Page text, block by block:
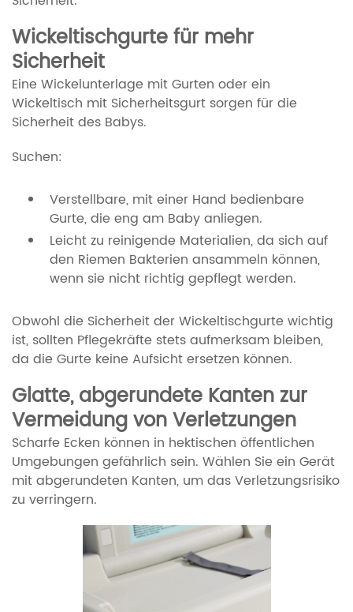
Wickeltischgurte für mehr
Sicherheit
Eine Wickelunterlage mit Gurten oder ein
Wickeltisch mit Sicherheitsgurt sorgen für die
Sicherheit des Babys.
Suchen:
Verstellbare, mit einer Hand bedienbare
Gurte, die eng am Baby anliegen.
Leicht zu reinigende Materialien, da sich auf
den Riemen Bakterien ansammeln können,
wenn sie nicht richtig gepflegt werden.
Obwohl die Sicherheit der Wickeltischgurte wichtig
ist, sollten Pflegekräfte stets aufmerksam bleiben,
da die Gurte keine Aufsicht ersetzen können.
Glatte, abgerundete Kanten zur
Vermeidung von Verletzungen
Scharfe Ecken können in hektischen öffentlichen
Umgebungen gefährlich sein. Wählen Sie ein Gerät
mit abgerundeten Kanten, um das Verletzungsrisiko
zu verringern.